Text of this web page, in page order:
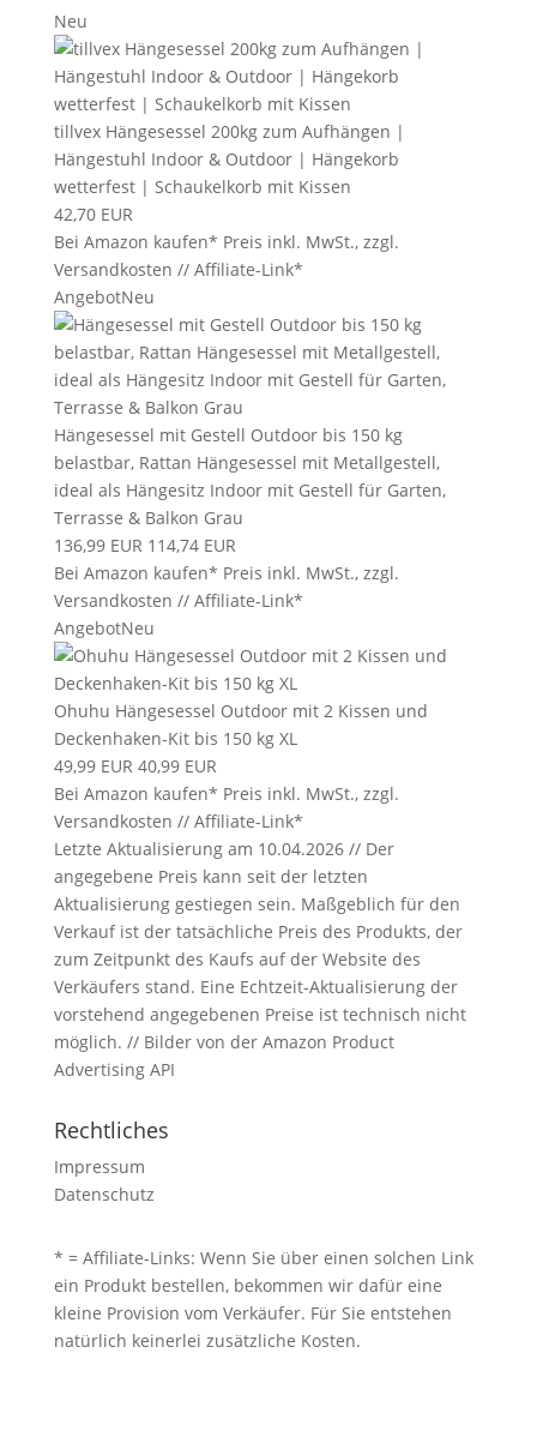
Neu
tillvex Hängesessel 200kg zum Aufhängen |
Hängestuhl Indoor & Outdoor | Hängekorb
wetterfest | Schaukelkorb mit Kissen
42,70 EUR
Bei Amazon kaufen* Preis inkl. MwSt., zzgl.
Versandkosten // Affiliate-Link*
AngebotNeu
Hängesessel mit Gestell Outdoor bis 150 kg
belastbar, Rattan Hängesessel mit Metallgestell,
ideal als Hängesitz Indoor mit Gestell für Garten,
Terrasse & Balkon Grau
136,99 EUR 114,74 EUR
Bei Amazon kaufen* Preis inkl. MwSt., zzgl.
Versandkosten // Affiliate-Link*
AngebotNeu
Ohuhu Hängesessel Outdoor mit 2 Kissen und
Deckenhaken-Kit bis 150 kg XL
49,99 EUR 40,99 EUR
Bei Amazon kaufen* Preis inkl. MwSt., zzgl.
Versandkosten // Affiliate-Link*
Letzte Aktualisierung am 10.04.2026 // Der
angegebene Preis kann seit der letzten
Aktualisierung gestiegen sein. Maßgeblich für den
Verkauf ist der tatsächliche Preis des Produkts, der
zum Zeitpunkt des Kaufs auf der Website des
Verkäufers stand. Eine Echtzeit-Aktualisierung der
vorstehend angegebenen Preise ist technisch nicht
möglich. // Bilder von der Amazon Product
Advertising API
Rechtliches
Impressum
Datenschutz
* = Affiliate-Links: Wenn Sie über einen solchen Link
ein Produkt bestellen, bekommen wir dafür eine
kleine Provision vom Verkäufer. Für Sie entstehen
natürlich keinerlei zusätzliche Kosten.